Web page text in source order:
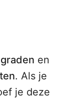
en
. Als je
je deze